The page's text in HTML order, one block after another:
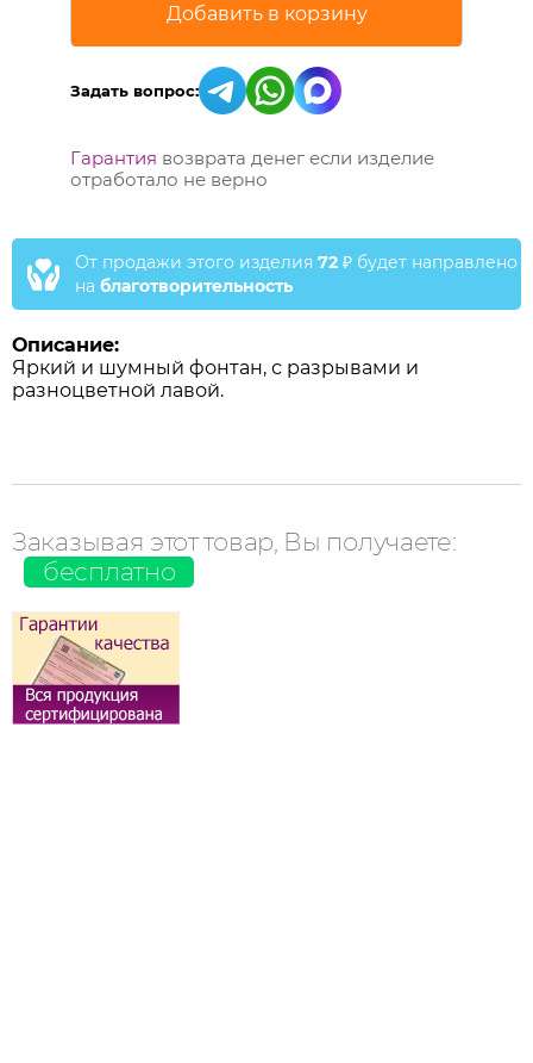
Задать вопрос:
Гарантия возврата денег если изделие
отработало не верно
От продажи этого изделия 72 ₽ будет направлено
на благотворительность
Описание:
Яркий и шумный фонтан, с разрывами и
разноцветной лавой.
Заказывая этот товар, Вы получаете:
бесплатно